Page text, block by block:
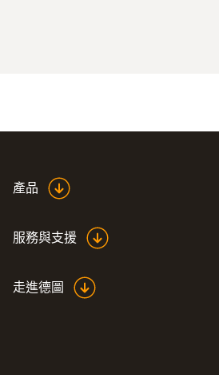
產品
服務與支援
走進德圖